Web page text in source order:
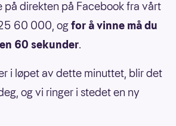
på direkten på Facebook fra vårt
60 000, ogfor å vinne må du
60 sekunder.
i løpet av dette minuttet, blir det
og vi ringer i stedet en ny